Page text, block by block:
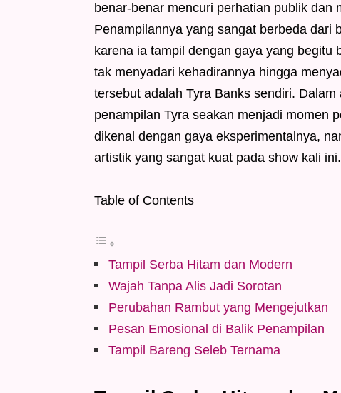
benar-benar mencuri perhatian publik dan
Penampilannya yang sangat berbeda dari
karena ia tampil dengan gaya yang
tak menyadari kehadirannya hingga
tersebut adalah Tyra Banks sendiri.
penampilan Tyra seakan menjadi momen
dikenal dengan gaya eksperimentalnya,
artistik yang sangat kuat pada show kali ini.
Table of Contents
Tampil Serba Hitam dan Modern
Wajah Tanpa Alis Jadi Sorotan
Perubahan Rambut yang Mengejutkan
Pesan Emosional di Balik Penampilan
Tampil Bareng Seleb Ternama